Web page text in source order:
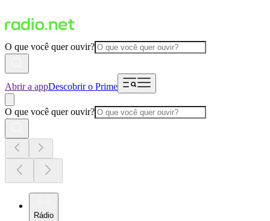
O que você quer ouvir?
Abrir a appDescobrir o Prime
O que você quer ouvir?
Rádio